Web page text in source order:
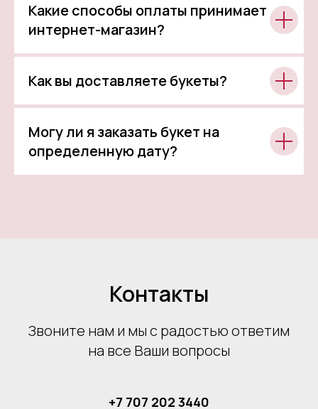
Какие способы оплаты принимает
интернет-магазин?
Как вы доставляете букеты?
Могу ли я заказать букет на
определенную дату?
Контакты
Звоните нам и мы с радостью ответим
на все Ваши вопросы
+7 707 202 3440